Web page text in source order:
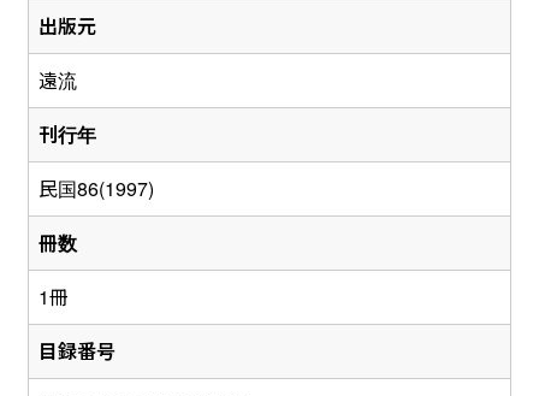
出版元
遠流
刊行年
民国86(1997)
冊数
1冊
目録番号